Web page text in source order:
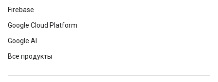
Firebase
Google Cloud Platform
Google AI
Все продукты